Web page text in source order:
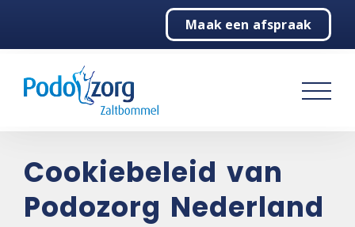
Maak een afspraak
Podologie
Behandelingen
Over ons
Contact
Cookiebeleid van
Podozorg Nederland